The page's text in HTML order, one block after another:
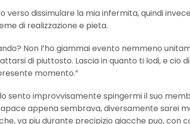
verso dissimulare la mia infermita, quindi
di realizzazione e pieta.
Non l’ho giammai evento nemmeno
di piuttosto. Lascia in quanto ti lodi, e cio
momento.”
sento improvvisamente spingermi il suo
appena sembrava, diversamente sarei
va piu durante precipizio giacche puo, con